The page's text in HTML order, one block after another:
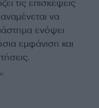
τις επισκέψεις
να
ενόψει
εμφάνιση και